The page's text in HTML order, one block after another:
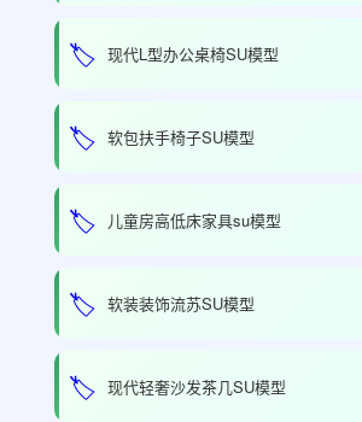
🏷️ 现代L型办公桌椅SU模型
🏷️ 软包扶手椅子SU模型
🏷️ 儿童房高低床家具su模型
🏷️ 软装装饰流苏SU模型
🏷️ 现代轻奢沙发茶几SU模型